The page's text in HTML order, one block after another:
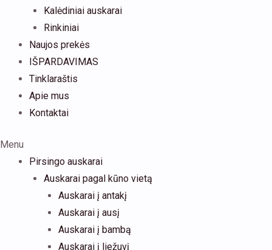
Kalėdiniai auskarai
Rinkiniai
Naujos prekės
IŠPARDAVIMAS
Tinklaraštis
Apie mus
Kontaktai
Menu
Pirsingo auskarai
Auskarai pagal kūno vietą
Auskarai į antakį
Auskarai į ausį
Auskarai į bambą
Auskarai į liežuvį